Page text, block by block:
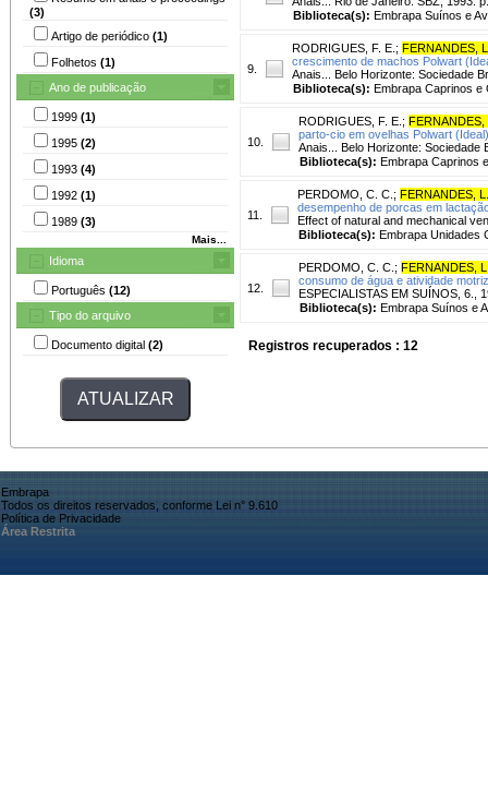
(3)
Artigo de periódico (1)
Folhetos (1)
Ano de publicação
1999 (1)
1995 (2)
1993 (4)
1992 (1)
1989 (3)
Mais...
Idioma
Português (12)
Tipo do arquivo
Documento digital (2)
Biblioteca(s): Embrapa Suínos e
9.
RODRIGUES, F. E. ; FERNANDES,
crescimento de machos Polwart
Anais... Belo Horizonte: Sociedade
Biblioteca(s): Embrapa Caprinos e
10.
RODRIGUES, F. E. ; FERNANDES,
parto-cio em ovelhas Polwart
Anais... Belo Horizonte: Sociedade
Biblioteca(s): Embrapa Caprinos
11.
PERDOMO, C. C. ; FERNANDES,
desempenho de porcas em
Effect of natural and mechanical
Biblioteca(s): Embrapa Unidades
12.
PERDOMO, C. C. ; FERNANDES,
consumo de água e atividade
ESPECIALISTAS EM SUÍNOS, 6.,
Biblioteca(s): Embrapa Suínos e
Registros recuperados : 12
Embrapa
Todos os direitos reservados, conforme Lei n° 9.610
Política de Privacidade
Área Restrita